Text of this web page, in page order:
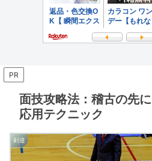
PR
面技攻略法：稽古の先
応用テクニック
剣道